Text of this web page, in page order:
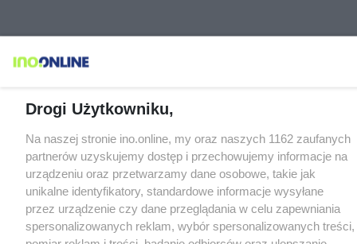
Drogi Użytkowniku,
Na naszej stronie ino.online, my oraz naszych 1162 zaufanych
partnerów uzyskujemy dostęp i przechowujemy informacje na
urządzeniu oraz przetwarzamy dane osobowe, takie jak
unikalne identyfikatory, standardowe informacje wysyłane
przez urządzenie czy dane przeglądania w celu zapewniania
spersonalizowanych reklam, wybór spersonalizowanych treści,